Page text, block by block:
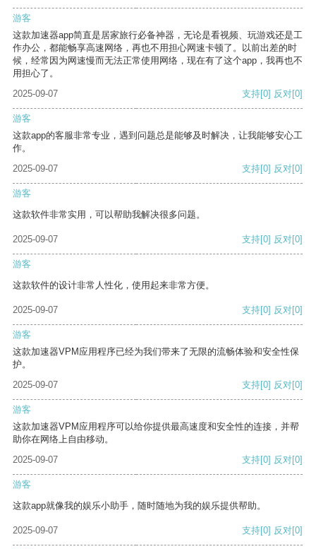
游客
这款加速器app简直是居家旅行必备神器，无论是看视频、玩游戏还是工
作办公，都能畅享高速网络，再也不用担心网速卡顿了。以前出差的时
候，经常因为网速慢而无法正常使用网络，现在有了这个app，我再也不
用担心了。
2025-09-07
支持[0] 反对[0]
游客
这款app的客服非常专业，遇到问题总是能够及时解决，让我能够安心工
作。
2025-09-07
支持[0] 反对[0]
游客
这款软件非常实用，可以帮助我解决很多问题。
2025-09-07 支持[0] 反对[0]
游客
这款软件的设计非常人性化，使用起来非常方便。
2025-09-07 支持[0] 反对[0]
游客
这款加速器VPM应用程序已经为我们带来了无限的流畅体验和安全性保
护。
2025-09-07
支持[0] 反对[0]
游客
这款加速器VPM应用程序可以给你提供最高速度和安全性的连接，并帮
助你在网络上自由移动。
2025-09-07
支持[0] 反对[0]
游客
这款app就像我的娱乐小助手，随时随地为我的娱乐提供帮助。
2025-09-07 支持[0] 反对[0]